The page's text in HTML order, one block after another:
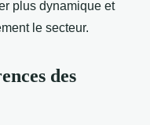
plus dynamique et
le secteur.
des